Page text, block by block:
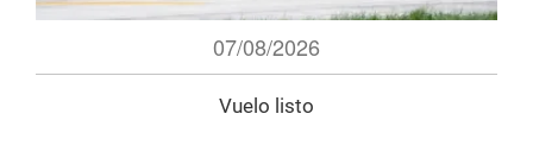
07/08/2026
Vuelo listo